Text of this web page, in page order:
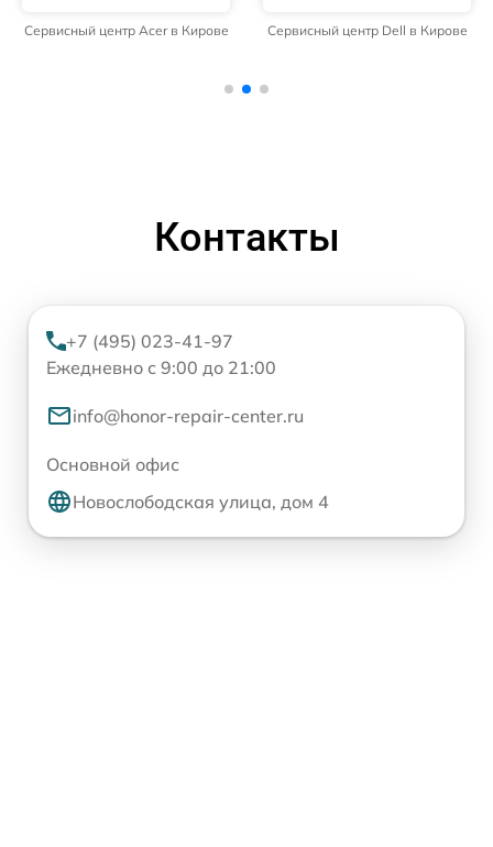
Сервисный центр Acer в Кирове Сервисный центр Dell в Кирове
Контакты
+7 (495) 023-41-97
Ежедневно с 9:00 до 21:00
info@honor-repair-center.ru
Основной офис
Новослободская улица, дом 4